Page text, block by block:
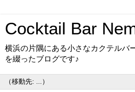
Cocktail Bar
横浜の片隅にある小さなカクテルバ
を綴ったブログです♪